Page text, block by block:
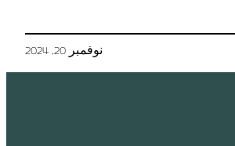
نوفمبر 20, 2024